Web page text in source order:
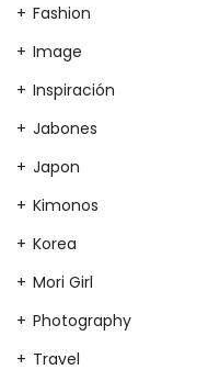
Fashion
Image
Inspiración
Jabones
Japon
Kimonos
Korea
Mori Girl
Photography
Travel